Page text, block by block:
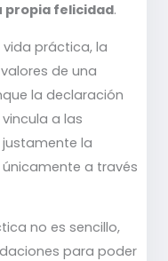
propia felicidad.
vida práctica, la
de una
la declaración
a las
la
a través
no es sencillo,
para poder